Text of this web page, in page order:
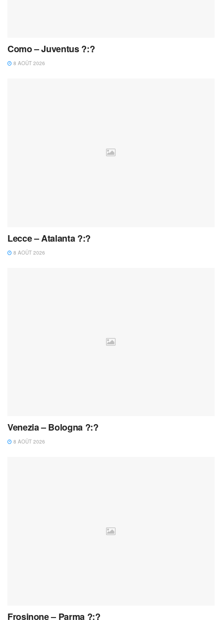
Como – Juventus ?:?
8 AOÛT 2026
Lecce – Atalanta ?:?
8 AOÛT 2026
Venezia – Bologna ?:?
8 AOÛT 2026
Frosinone – Parma ?:?